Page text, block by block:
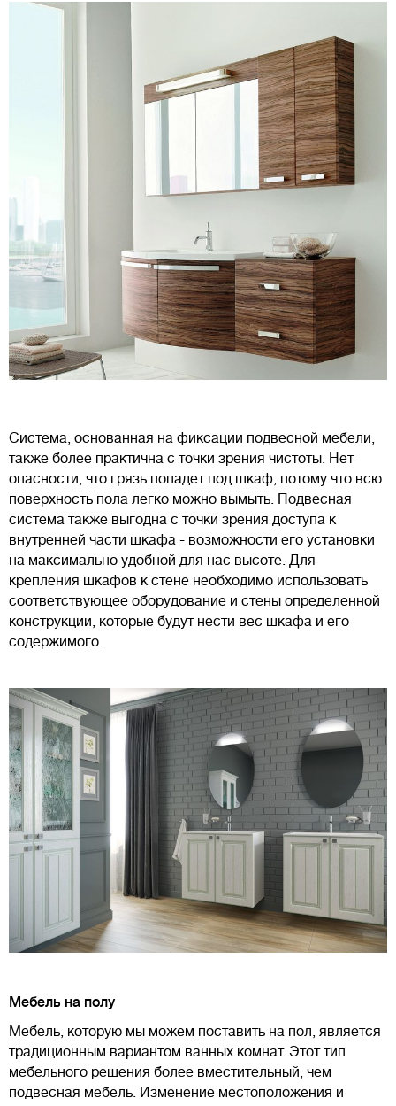
Система, основанная на фиксации подвесной мебели,
также более практична с точки зрения чистоты. Нет
опасности, что грязь попадет под шкаф, потому что всю
поверхность пола легко можно вымыть. Подвесная
система также выгодна с точки зрения доступа к
внутренней части шкафа - возможности его установки
на максимально удобной для нас высоте. Для
крепления шкафов к стене необходимо использовать
соответствующее оборудование и стены определенной
конструкции, которые будут нести вес шкафа и его
содержимого.
Мебель на полу
Мебель, которую мы можем поставить на пол, является
традиционным вариантом ванных комнат. Этот тип
мебельного решения более вместительный, чем
подвесная мебель. Изменение местоположения и